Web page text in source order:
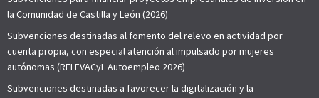
la Comunidad de Castilla y León (2026)
Subvenciones destinadas al fomento del relevo en actividad por
cuenta propia, con especial atención al impulsado por mujeres
autónomas (RELEVACyL Autoempleo 2026)
Subvenciones destinadas a favorecer la digitalización y la